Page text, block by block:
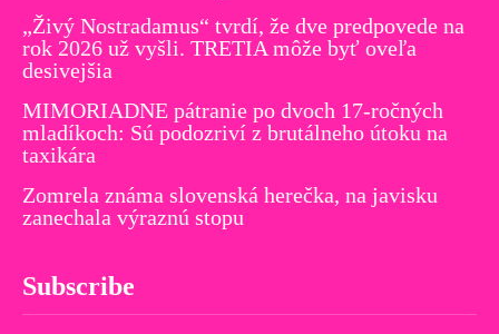
„Živý Nostradamus“ tvrdí, že dve predpovede na
rok 2026 už vyšli. TRETIA môže byť oveľa
desivejšia
MIMORIADNE pátranie po dvoch 17-ročných
mladíkoch: Sú podozriví z brutálneho útoku na
taxikára
Zomrela známa slovenská herečka, na javisku
zanechala výraznú stopu
Subscribe